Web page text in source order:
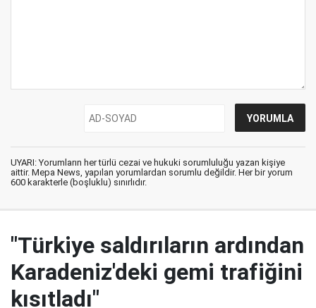
UYARI: Yorumların her türlü cezai ve hukuki sorumluluğu yazan kişiye
aittir. Mepa News, yapılan yorumlardan sorumlu değildir. Her bir yorum
600 karakterle (boşluklu) sınırlıdır.
"Türkiye saldırıların ardından
Karadeniz'deki gemi trafiğini
kısıtladı"